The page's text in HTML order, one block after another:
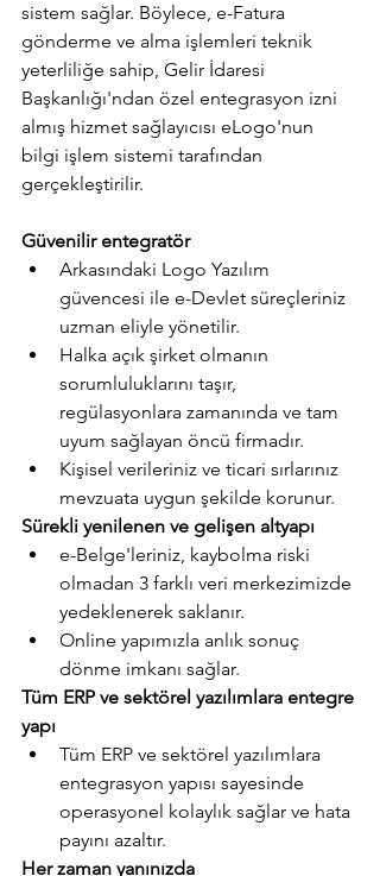
sistem sağlar. Böylece, e-Fatura
gönderme ve alma işlemleri teknik
yeterliliğe sahip, Gelir İdaresi
Başkanlığı'ndan özel entegrasyon izni
almış hizmet sağlayıcısı eLogo'nun
bilgi işlem sistemi tarafından
gerçekleştirilir.
Güvenilir entegratör
Arkasındaki Logo Yazılım
güvencesi ile e-Devlet süreçleriniz
uzman eliyle yönetilir.
Halka açık şirket olmanın
sorumluluklarını taşır,
regülasyonlara zamanında ve tam
uyum sağlayan öncü firmadır.
Kişisel verileriniz ve ticari sırlarınız
mevzuata uygun şekilde korunur.
Sürekli yenilenen ve gelişen altyapı
e-Belge'leriniz, kaybolma riski
olmadan 3 farklı veri merkezimizde
yedeklenerek saklanır.
Online yapımızla anlık sonuç
dönme imkanı sağlar.
Tüm ERP ve sektörel yazılımlara entegre
yapı
Tüm ERP ve sektörel yazılımlara
entegrasyon yapısı sayesinde
operasyonel kolaylık sağlar ve hata
payını azaltır.
Her zaman yanınızda